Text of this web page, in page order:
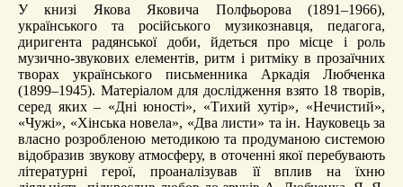
У книзі Якова Яковича Полфьорова (1891–1966),
українського та російського музикознавця, педагога,
диригента радянської доби, йдеться про місце і роль
музично-звукових елементів, ритм і ритміку в прозаїчних
творах українського письменника Аркадія Любченка
(1899–1945). Матеріалом для дослідження взято 18 творів,
серед яких – «Дні юності», «Тихий хутір», «Нечистий»,
«Чужі», «Хінська новела», «Два листи» та ін. Науковець за
власно розробленою методикою та продуманою системою
відобразив звукову атмосферу, в оточенні якої перебувають
літературні герої, проаналізував її вплив на їхню